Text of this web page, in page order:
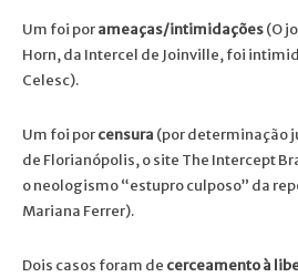
Um foi porameaças/intimidações(O
Horn, da Intercel de Joinville, foi
Celesc).
Um foi porcensura (por determinação
de Florianópolis, o site The Intercept
o neologismo “estupro culposo” da
Mariana Ferrer).
Dois casos foram de cerceamento à